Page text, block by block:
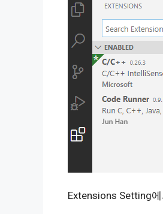
Extensions Setting에